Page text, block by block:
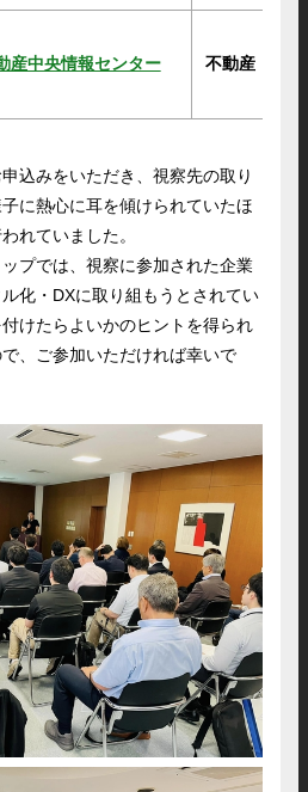
産中央情報センター 不動産
込みをいただき、視察先の取り
に熱心に耳を傾けられていたほ
れていました。
プでは、視察に参加された企業
化・DXに取り組もうとされてい
けたらよいかのヒントを得られ
、ご参加いただければ幸いで